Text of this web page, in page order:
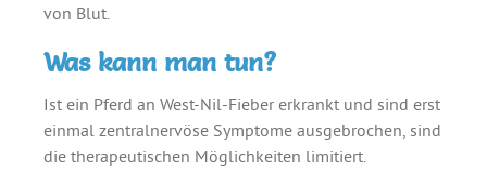
von Blut.
Was kann man tun?
Ist ein Pferd an West-Nil-Fieber erkrankt und sind erst
einmal zentralnervöse Symptome ausgebrochen, sind
die therapeutischen Möglichkeiten limitiert.